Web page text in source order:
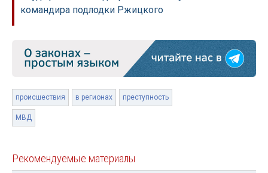
командира подлодки Ржицкого
происшествия в регионах преступность
МВД
Рекомендуемые материалы